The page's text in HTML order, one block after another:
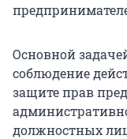
Основной
соблюдение
защите прав
должностных